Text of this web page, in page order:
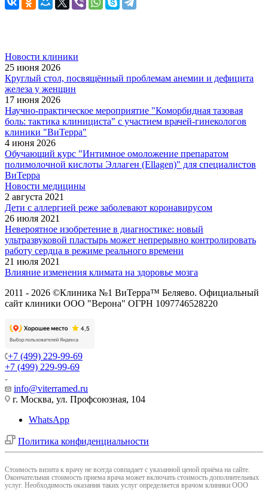
Новости клиники
25 июня 2026
Круглый стол, посвящённый проблемам анемии и дефицита
железа у женщин
17 июня 2026
Научно-практическое мероприятие "Коморбидная тазовая
боль: тактика клинициста" с участием врачей-гинекологов
клиники "ВиТерра"
4 июня 2026
Обучающий курс "Интимное омоложение препаратом
полимолочной кислоты Эллаген (Ellagen)" для специалистов
ВиТерра
Новости медицины
2 августа 2021
Дети с аллергией реже заболевают коронавирусом
26 июля 2021
Невероятное изобретение в диагностике: новый
ультразвуковой пластырь может непрерывно контролировать
работу сердца в режиме реального времени
21 июля 2021
Влияние изменения климата на здоровье мозга
2011 - 2026 ©Клиника №1 ВиТерра™ Беляево. Официальный
сайт клиники ООО "Верона" ОГРН 1097746528220
+7 (499) 229-99-69
+7 (499) 229-99-69
info@viterramed.ru
г. Москва, ул. Профсоюзная, 104
WhatsApp
Политика конфиденциальности
Cтоимость визита к врачу не всегда совпадает с указанной ценой приёма на сайте.
Окончательная стоимость приема врача может включать стоимость дополнительных
услуг. Необходимость оказания таких услуг определяется врачом клиники ООО